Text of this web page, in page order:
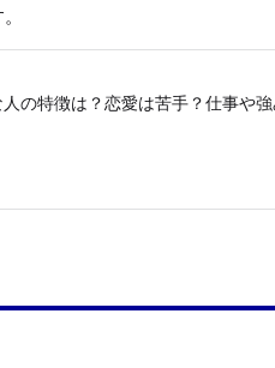
人の特徴は？恋愛は苦手？仕事や